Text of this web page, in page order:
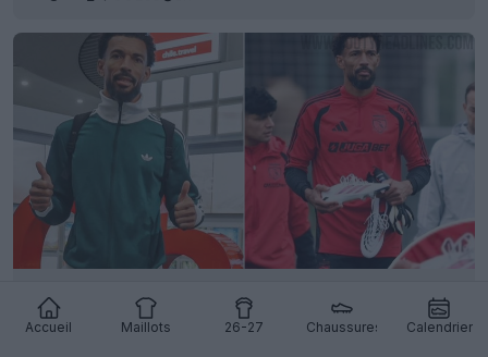
Accueil Maillots 26-27 Chaussures Calendrier
Vozinha s’apprête à signer un contrat avec
Adidas après son transfert à Colo-Colo
15 0 3.1K